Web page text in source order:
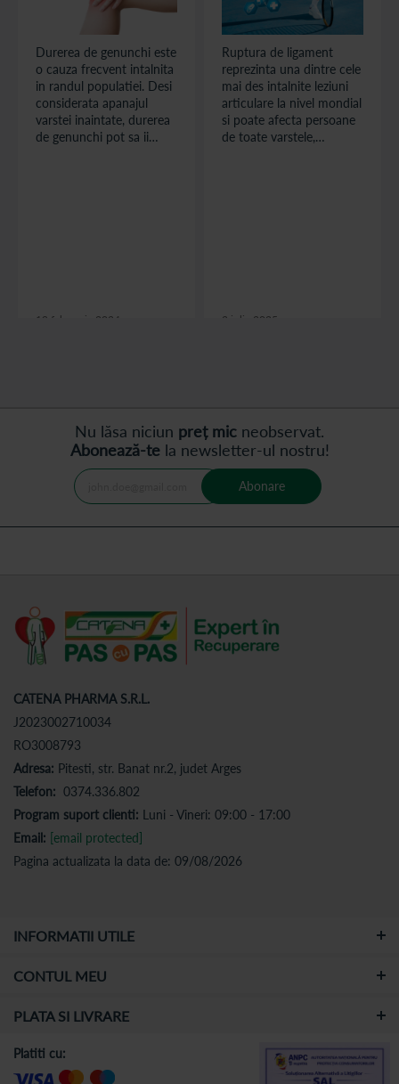
Durerea de genunchi este
o cauza frecvent intalnita
in randul populatiei. Desi
considerata apanajul
varstei inaintate, durerea
de genunchi pot sa ii
19 februarie 2024
Ruptura de ligament
reprezinta una dintre cele
mai des intalnite leziuni
articulare la nivel mondial
si poate afecta persoane
de toate varstele,
asupra mobilitatii si
2 iulie 2025
Nu lăsa niciun preț mic neobservat.
Abonează-tela newsletter-ul nostru!
Abonare
CATENA PHARMA S.R.L.
J2023002710034
RO3008793
Adresa: Pitesti, str. Banat nr.2, judet Arges
Telefon: 0374.336.802
Program suport clienti: Luni - Vineri: 09:00 - 17:00
Email: [email protected]
Pagina actualizata la data de: 09/08/2026
INFORMATII UTILE
CONTUL MEU
PLATA SI LIVRARE
Platiti cu: